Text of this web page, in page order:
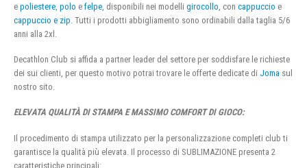
e poliestere polo e felpe , disponibili nei modelli girocollo , con cappuccio e
cappuccio e zip . Tutti i prodotti abbigliamento sono ordinabili dalla taglia 5/6
anni alla 2xl.
Decathlon Club si affida a partner leader del settore per soddisfare le richieste
dei sui clienti, per questo motivo potrai trovare le offerte dedicate di Joma sul
nostro sito.
ELEVATA QUALITÀ DI STAMPA E MASSIMO COMFORT DI GIOCO:
Il procedimento di stampa utilizzato per la personalizzazione completi club ti
garantisce la qualità più elevata. Il processo di SUBLIMAZIONE presenta 2
caratteristiche principali: